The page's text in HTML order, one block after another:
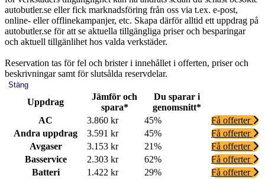
autobutler.se eller fick marknadsföring från oss via t.ex. e-post,
online- eller offlinekampanjer, etc. Skapa därför alltid ett uppdrag på
autobutler.se för att se aktuella tillgängliga priser och besparingar
och aktuell tillgänlihet hos valda verkstäder.
Reservation tas för fel och brister i innehållet i offerten, priser och
beskrivningar samt för slutsålda reservdelar.
Stäng
Uppdrag
Jämför och
spara*
Du sparar i
genomsnitt*
AC
3.860 kr 45%
Få offerter
Andra uppdrag
3.591 kr 45%
Få offerter
Avgaser
3.153 kr 21%
Få offerter
Basservice
2.303 kr 62%
Få offerter
Batteri
1.422 kr 29%
Få offerter